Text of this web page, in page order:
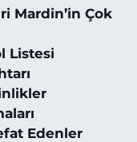
Mardin’in Çok
Listesi
Edenler